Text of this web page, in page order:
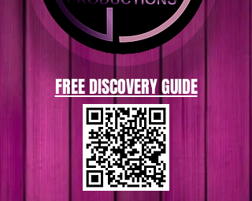
FREE DISCOVERY GUIDE